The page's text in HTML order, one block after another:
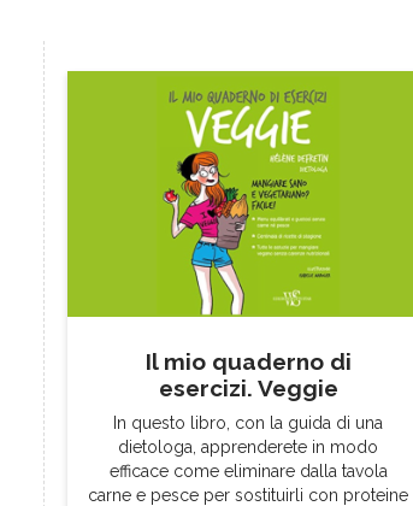
Il mio quaderno di
esercizi. Veggie
In questo libro, con la guida di una
dietologa, apprenderete in modo
efficace come eliminare dalla tavola
carne e pesce per sostituirli con proteine